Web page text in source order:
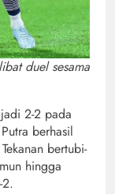
duel sesama
2-2 pada
berhasil
bertubi-
hingga